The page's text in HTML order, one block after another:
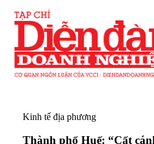
Kinh tế địa phương
Thành phố Huế: “Cất